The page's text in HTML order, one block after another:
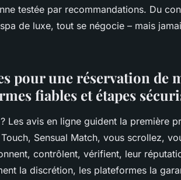
testée par recommandations. Du
de luxe, tout se négocie – mais
pour une réservation de
fiables et étapes
Les avis en ligne guident la première
Sensual Match, vous scrollez,
contrôlent, vérifient, leur
la discrétion, les plateformes la